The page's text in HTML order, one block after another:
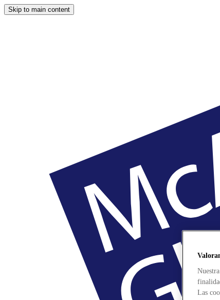
Skip to main content
Las